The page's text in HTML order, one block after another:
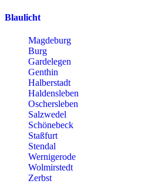
Blaulicht
Magdeburg
Burg
Gardelegen
Genthin
Halberstadt
Haldensleben
Oschersleben
Salzwedel
Schönebeck
Staßfurt
Stendal
Wernigerode
Wolmirstedt
Zerbst